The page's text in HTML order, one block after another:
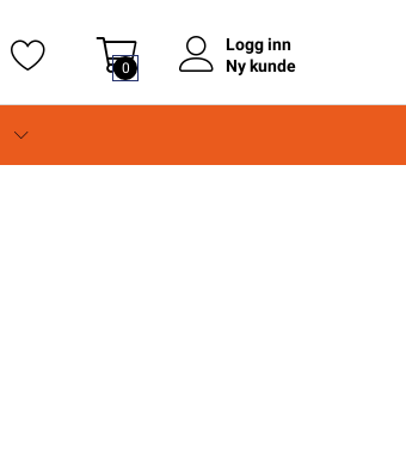
0
Logg inn
Ny kunde